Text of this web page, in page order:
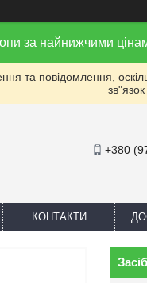
за найнижчими
та повідомлення,
+380
КОНТАКТИ